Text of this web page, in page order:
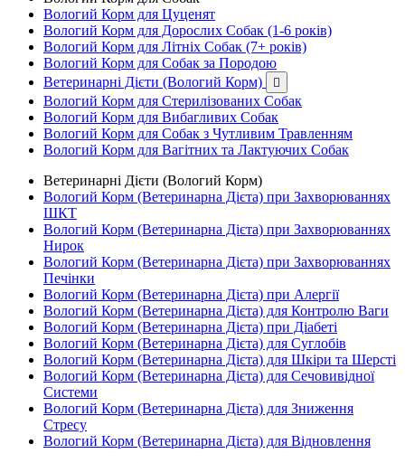
Вологий Корм для Цуценят
Вологий Корм для Дорослих Собак (1-6 років)
Вологий Корм для Літніх Собак (7+ років)
Вологий Корм для Собак за Породою
Ветеринарні Дієти (Вологий Корм)

Вологий Корм для Стерилізованих Собак
Вологий Корм для Вибагливих Собак
Вологий Корм для Собак з Чутливим Травленням
Вологий Корм для Вагітних та Лактуючих Собак
Ветеринарні Дієти (Вологий Корм)
Вологий Корм (Ветеринарна Дієта) при Захворюваннях
ШКТ
Вологий Корм (Ветеринарна Дієта) при Захворюваннях
Нирок
Вологий Корм (Ветеринарна Дієта) при Захворюваннях
Печінки
Вологий Корм (Ветеринарна Дієта) при Алергії
Вологий Корм (Ветеринарна Дієта) для Контролю Ваги
Вологий Корм (Ветеринарна Дієта) при Діабеті
Вологий Корм (Ветеринарна Дієта) для Суглобів
Вологий Корм (Ветеринарна Дієта) для Шкіри та Шерсті
Вологий Корм (Ветеринарна Дієта) для Сечовивідної
Системи
Вологий Корм (Ветеринарна Дієта) для Зниження
Стресу
Вологий Корм (Ветеринарна Дієта) для Відновлення